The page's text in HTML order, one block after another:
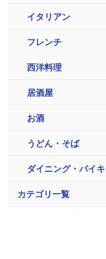
イタリアン
フレンチ
西洋料理
居酒屋
お酒
うどん・そば
ダイニング・バイ
カテゴリ一覧